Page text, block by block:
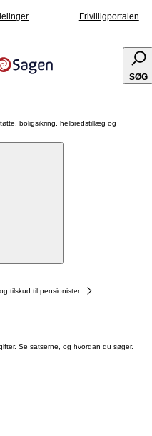
Frivilligportalen
SØG
boligsikring, helbredstillæg og
tilskud til pensionister
Se satserne, og hvordan du søger.